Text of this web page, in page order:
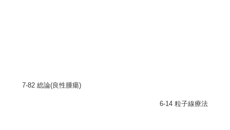
7-82 総論(良性腫瘍)
6-14 粒子線療法